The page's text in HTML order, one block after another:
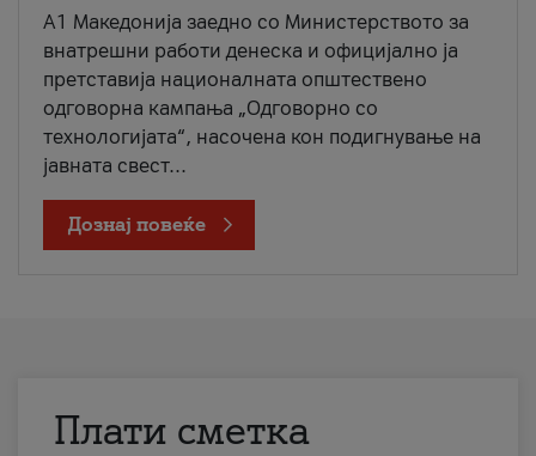
A1 Македонија заедно со Министерството за
внатрешни работи денеска и официјално ја
претставија националната општествено
одговорна кампања „Одговорно со
технологијата“, насочена кон подигнување на
јавната свест...
Дознај повеќе
Плати сметка